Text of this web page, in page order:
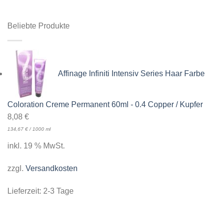
Beliebte Produkte
Affinage Infiniti Intensiv Series Haar Farbe
Coloration Creme Permanent 60ml - 0.4 Copper / Kupfer
8,08 €
134,67 €/1000 ml
inkl. 19 % MwSt.
zzgl. Versandkosten
Lieferzeit: 2-3 Tage